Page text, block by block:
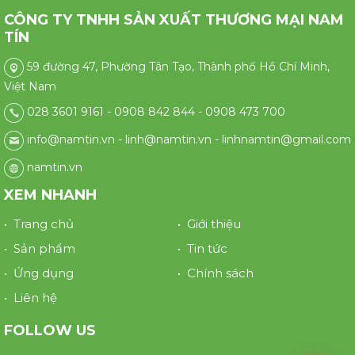
CÔNG TY TNHH SẢN XUẤT THƯƠNG MẠI NAM
TÍN
59 đường 47, Phường Tân Tạo, Thành phố Hồ Chí Minh,
Việt Nam
028 3601 9161 - 0908 842 844 - 0908 473 700
info@namtin.vn - linh@namtin.vn - linhnamtin@gmail.com
namtin.vn
XEM NHANH
• Trang chủ
• Giới thiệu
• Sản phẩm
• Tin tức
• Ứng dụng
• Chính sách
• Liên hệ
FOLLOW US